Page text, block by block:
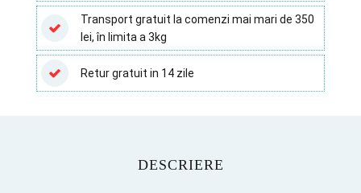
ul
-
DELTALAB
-
1000
buc
Transport gratuit la comenzi mai mari de 350
lei, în limita a 3kg
Retur gratuit in 14 zile
DESCRIERE